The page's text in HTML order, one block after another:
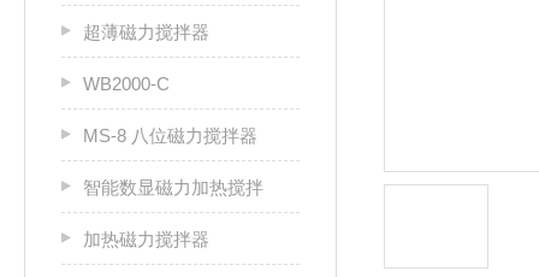
超薄磁力搅拌器
WB2000-C
MS-8 八位磁力搅拌器
智能数显磁力加热搅拌
加热磁力搅拌器